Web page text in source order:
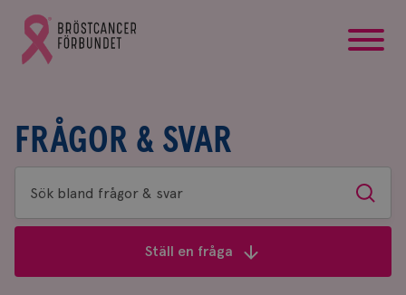
Gå
till
Bröstcancerförbundets
FRÅGOR & SVAR
Sök
bland
&
Sök
Ställ en fråga